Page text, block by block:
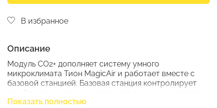
В избранное
Описание
Модуль CO2+ дополняет систему умного
микроклимата Тион MagicAir и работает вместе с
базовой станцией. Базовая станция контролирует
все бризеры в доме, но получает данные о состоянии
атмосферы только в той комнате, где она
Показать полностью